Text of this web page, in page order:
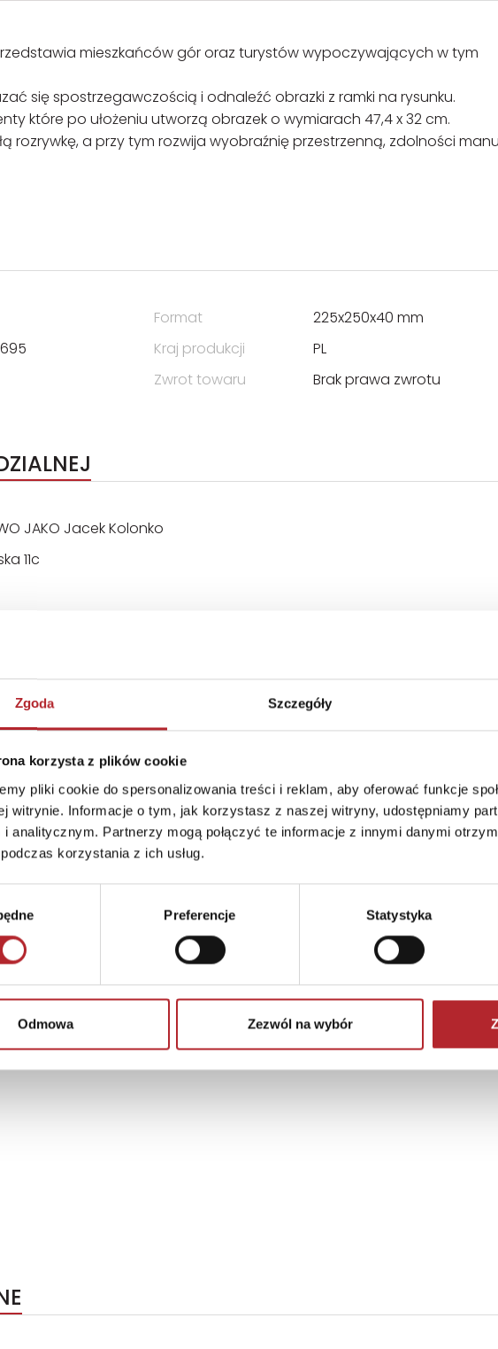
Zgoda Szczegóły
korzysta z plików cookie
pliki cookie do spersonalizowania treści i reklam, aby oferować funkcje
witrynie. Informacje o tym, jak korzystasz z naszej witryny, udostępniamy
i analitycznym. Partnerzy mogą połączyć te informacje z innymi danymi
korzystania z ich usług.
Preferencje Statystyka
Odmowa Zezwól na wybór
mieszkańców gór oraz turystów wypoczywających w tym
się spostrzegawczością i odnaleźć obrazki z ramki na rysunku.
które po ułożeniu utworzą obrazek o wymiarach 47,4 x 32 cm.
rozrywkę, a przy tym rozwija wyobraźnię przestrzenną, zdolności
Format
225x250x40 mm
Kraj produkcji
PL
Zwrot towaru
Brak prawa zwrotu
JAKO Jacek Kolonko
11c
w wieku poniżej 3 lat. Istnieje ryzyko zadławienia się małymi
zawarte na nim ważne informacje.